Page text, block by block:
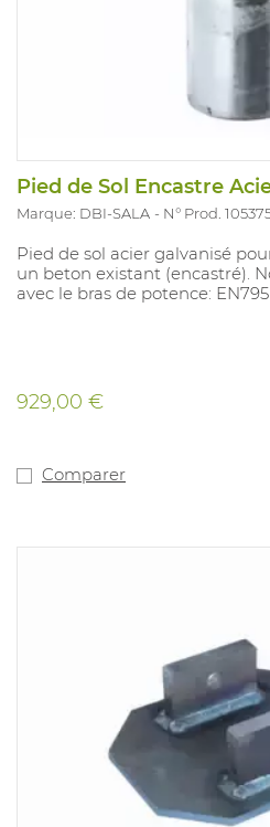
Pied de Sol Encastre
Marque: DBI-SALA N° Prod.
Pied de sol acier galvanisé
un beton existant (encastré).
avec le bras de potence: EN795
929,00 €
Comparer